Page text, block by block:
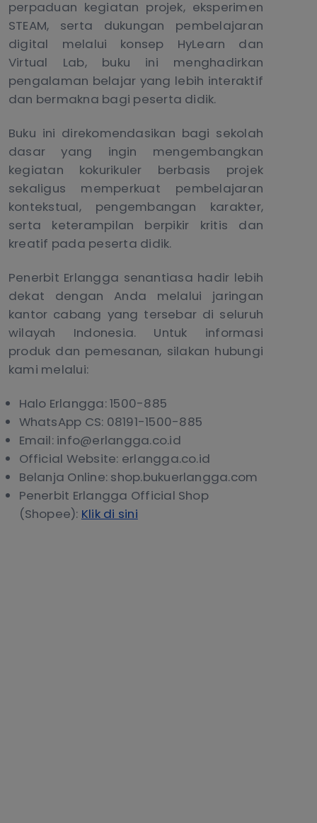
perpaduan kegiatan projek, eksperimen
STEAM, serta dukungan pembelajaran
digital melalui konsep HyLearn dan
Virtual Lab, buku ini menghadirkan
pengalaman belajar yang lebih interaktif
dan bermakna bagi peserta didik.
Buku ini direkomendasikan bagi sekolah
dasar yang ingin mengembangkan
kegiatan kokurikuler berbasis projek
sekaligus memperkuat pembelajaran
kontekstual, pengembangan karakter,
serta keterampilan berpikir kritis dan
kreatif pada peserta didik.
Penerbit Erlangga senantiasa hadir lebih
dekat dengan Anda melalui jaringan
kantor cabang yang tersebar di seluruh
wilayah Indonesia. Untuk informasi
produk dan pemesanan, silakan hubungi
kami melalui:
Halo Erlangga: 1500-885
WhatsApp CS: 08191-1500-885
Email: info@erlangga.co.id
Official Website: erlangga.co.id
Belanja Online: shop.bukuerlangga.com
Penerbit Erlangga Official Shop
(Shopee): Klik di sini